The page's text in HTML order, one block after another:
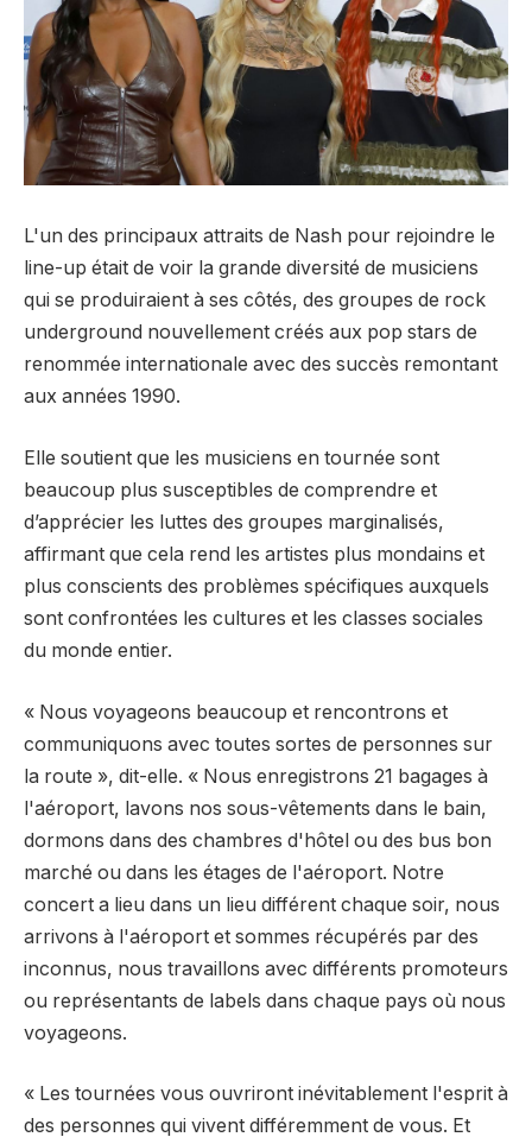
L'un des principaux attraits de Nash pour rejoindre le
line-up était de voir la grande diversité de musiciens
qui se produiraient à ses côtés, des groupes de rock
underground nouvellement créés aux pop stars de
renommée internationale avec des succès remontant
aux années 1990.
Elle soutient que les musiciens en tournée sont
beaucoup plus susceptibles de comprendre et
d’apprécier les luttes des groupes marginalisés,
affirmant que cela rend les artistes plus mondains et
plus conscients des problèmes spécifiques auxquels
sont confrontées les cultures et les classes sociales
du monde entier.
« Nous voyageons beaucoup et rencontrons et
communiquons avec toutes sortes de personnes sur
la route », dit-elle. « Nous enregistrons 21 bagages à
l'aéroport, lavons nos sous-vêtements dans le bain,
dormons dans des chambres d'hôtel ou des bus bon
marché ou dans les étages de l'aéroport. Notre
concert a lieu dans un lieu différent chaque soir, nous
arrivons à l'aéroport et sommes récupérés par des
inconnus, nous travaillons avec différents promoteurs
ou représentants de labels dans chaque pays où nous
voyageons.
« Les tournées vous ouvriront inévitablement l'esprit à
des personnes qui vivent différemment de vous. Et